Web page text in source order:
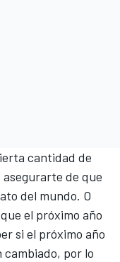
cantidad de
asegurarte de que
del mundo. O
el próximo año
si el próximo año
cambiado, por lo